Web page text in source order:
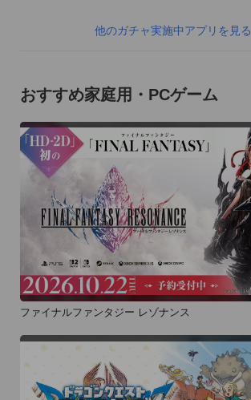
他のガチャ実施中アプリを見る
おすすめ家庭用・PCゲーム
ファイナルファンタジー レゾナンス